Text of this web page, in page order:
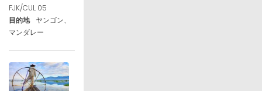
FJK/CUL 05
目的地
ヤンゴン、
マンダレー